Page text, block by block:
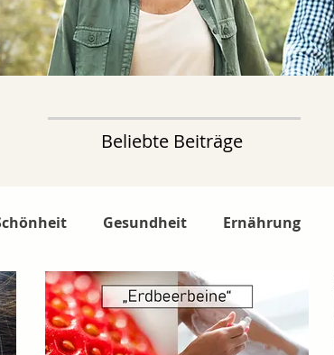
Beliebte Beiträge
Gesundheit Ernährung